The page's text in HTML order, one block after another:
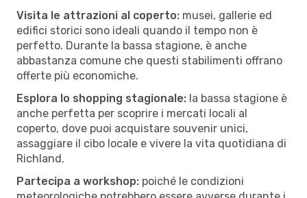
Visita le attrazioni al coperto: musei, gallerie ed
edifici storici sono ideali quando il tempo non è
perfetto. Durante la bassa stagione, è anche
abbastanza comune che questi stabilimenti offrano
offerte più economiche.
Esplora lo shopping stagionale: la bassa stagione è
anche perfetta per scoprire i mercati locali al
coperto, dove puoi acquistare souvenir unici,
assaggiare il cibo locale e vivere la vita quotidiana di
Richland.
Partecipa a workshop: poiché le condizioni